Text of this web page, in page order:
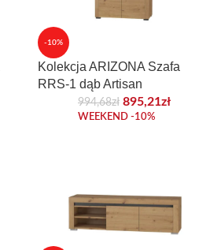
-10%
Kolekcja ARIZONA Szafa
RRS-1 dąb Artisan
994,68zł 895,21zł
WEEKEND -10%